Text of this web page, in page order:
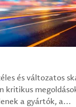
és változatos
kritikus
a gyártók, a